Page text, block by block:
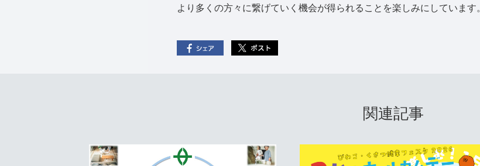
より多くの方々に繋げていく機会が得られることを楽しみにしています。
関連記事